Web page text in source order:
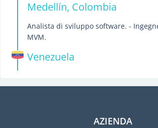
Medellín, Colombia
Analista di sviluppo software. -
MVM.
Venezuela
AZIENDA